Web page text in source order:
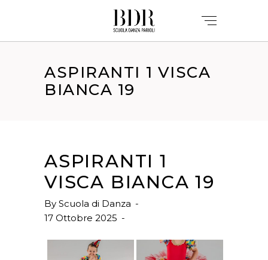
ASPIRANTI 1 VISCA
BIANCA 19
ASPIRANTI 1
VISCA BIANCA 19
By Scuola di Danza
17 Ottobre 2025